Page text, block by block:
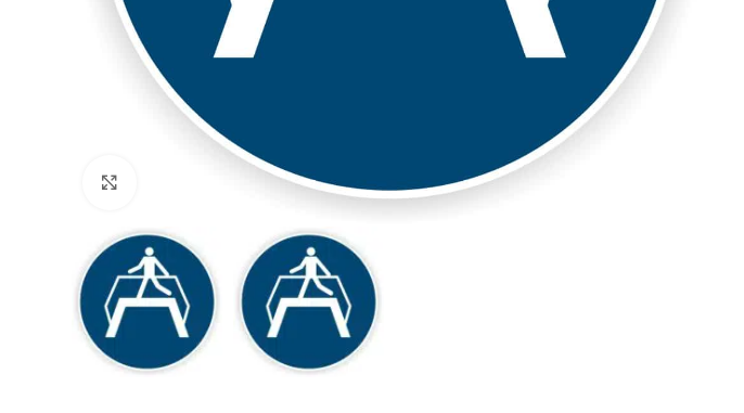
Klicken zum Vergrößern